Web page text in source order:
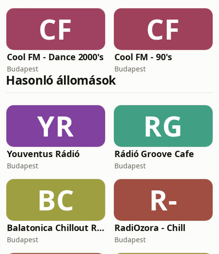
CF
Cool FM - Dance 2000's
Budapest
CF
Cool FM - 90's
Budapest
Hasonló állomások
YR
Youventus Rádió
Budapest
RG
Rádió Groove Cafe
Budapest
BC
Balatonica Chillout Radio
Budapest
R-
RadiOzora - Chill
Budapest